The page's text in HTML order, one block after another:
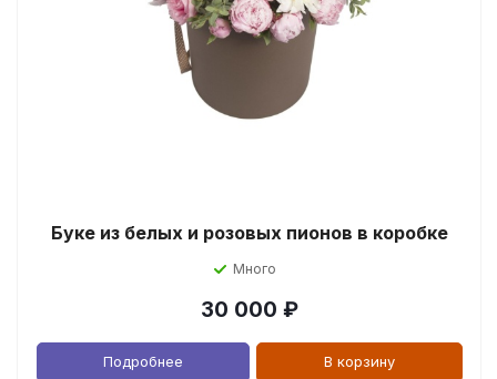
Буке из белых и розовых пионов в коробке
Много
30 000 ₽
Подробнее В корзину